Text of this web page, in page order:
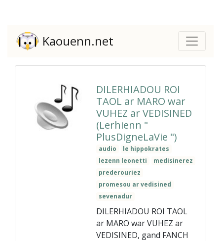
Kaouenn.net
DILERHIADOU ROI
TAOL ar MARO war
VUHEZ ar VEDISINED
(Lerhienn "
PlusDigneLaVie ")
audio
le hippokrates
lezenn leonetti
medisinerez
prederouriez
promesou ar vedisined
sevenadur
DILERHIADOU ROI TAOL
ar MARO war VUHEZ ar
VEDISINED, gand FANCH